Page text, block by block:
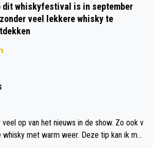
dit whiskyfestival is in september
veel lekkere whisky te
op van het nieuws in de show. Zo ook v
met warm weer. Deze tip kan ik met